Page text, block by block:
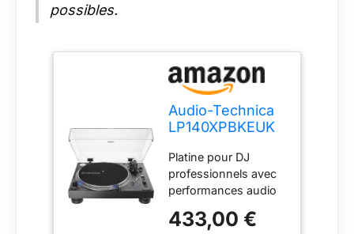
possibles.
Audio-Technica
LP140XPBKEUK
professionnelle à
Entraînement
Direct Noir
Platine pour DJ
professionnels avec
performances audio
stroboscopique avec
433,00 €